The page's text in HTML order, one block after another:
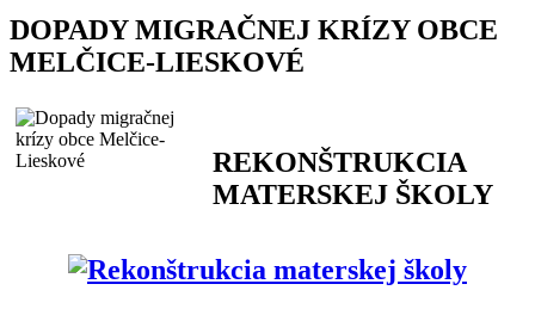
DOPADY MIGRAČNEJ KRÍZY OBCE
MELČICE-LIESKOVÉ
REKONŠTRUKCIA
MATERSKEJ ŠKOLY